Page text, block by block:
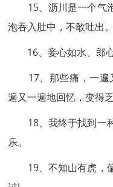
15、沥川是一个气泡
泡吞入肚中，不敢吐出
16、妾心如水、郎心
17、那些痛，一遍
遍又一遍地回忆，变得乏
18、我终于找到一种
乐。
19、不知山有虎，偏